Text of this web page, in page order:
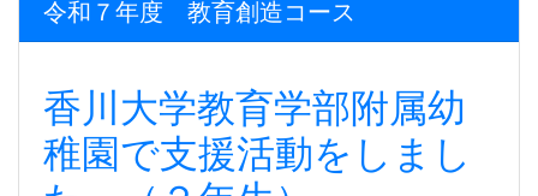
令和７年度 教育創造コース